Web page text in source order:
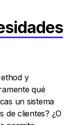
y
qué
un sistema
de clientes? ¿O